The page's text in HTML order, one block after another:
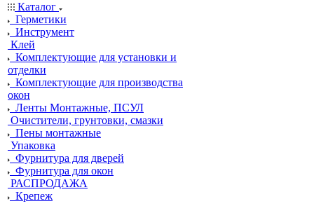
Каталог
Герметики
Инструмент
Клей
Комплектующие для установки и
отделки
Комплектующие для производства
окон
Ленты Монтажные, ПСУЛ
Очистители, грунтовки, смазки
Пены монтажные
Упаковка
Фурнитура для дверей
Фурнитура для окон
РАСПРОДАЖА
Крепеж